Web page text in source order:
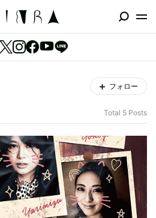
フォロー
Total 5 Posts